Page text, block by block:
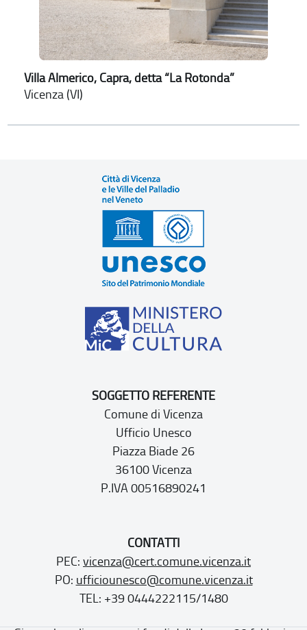
Villa Almerico, Capra, detta “La Rotonda”
Vicenza (VI)
SOGGETTO REFERENTE
Comune di Vicenza
Ufficio Unesco
Piazza Biade 26
36100 Vicenza
P.IVA 00516890241
CONTATTI
PEC: vicenza@cert.comune.vicenza.it
PO: ufficiounesco@comune.vicenza.it
TEL: +39 0444222115/1480